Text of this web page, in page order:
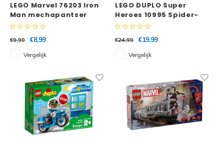
LEGO Marvel 76203 Iron
Man mechapantser
€9,99
€8,99
Vergelijk
LEGO DUPLO Super
Heroes 10995 Spider-
Mans huisje
€24,99
€19,99
Vergelijk